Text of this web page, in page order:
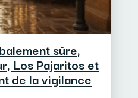
sûre,
Los Pajaritos et
de la vigilance